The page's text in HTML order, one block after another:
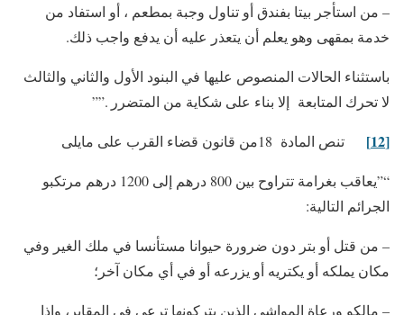
– من استأجر بيتا بفندق أو تناول وجبة بمطعم ، أو استفاد من
خدمة بمقهى وهو يعلم أن يتعذر عليه أن يدفع واجب ذلك.
باستثناء الحالات المنصوص عليها في البنود الأول والثاني والثالث
لا تحرك المتابعة إلا بناء على شكاية من المتضرر .””
[12] تنص المادة 18من قانون قضاء القرب على مايلى
“”يعاقب بغرامة تتراوح بين 800 درهم إلى 1200 درهم مرتكبو
الجرائم التالية:
– من قتل أو بتر دون ضرورة حيوانا مستأنسا في ملك الغير وفي
مكان يملكه أو يكتريه أو يزرعه أو في أي مكان آخر؛
– مالكو ورعاة المواشي الذين يتركونها ترعى في المقابر، وإذا